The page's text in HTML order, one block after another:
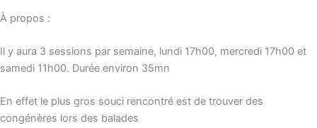
À propos :
Il y aura 3 sessions par semaine, lundi 17h00, mercredi 17h00 et
samedi 11h00. Durée environ 35mn
En effet le plus gros souci rencontré est de trouver des
congénères lors des balades